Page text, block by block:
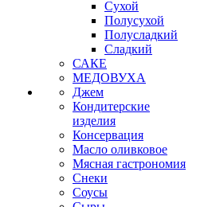
Сухой
Полусухой
Полусладкий
Сладкий
САКЕ
МЕДОВУХА
Джем
Кондитерские
изделия
Консервация
Масло оливковое
Мясная гастрономия
Снеки
Соусы